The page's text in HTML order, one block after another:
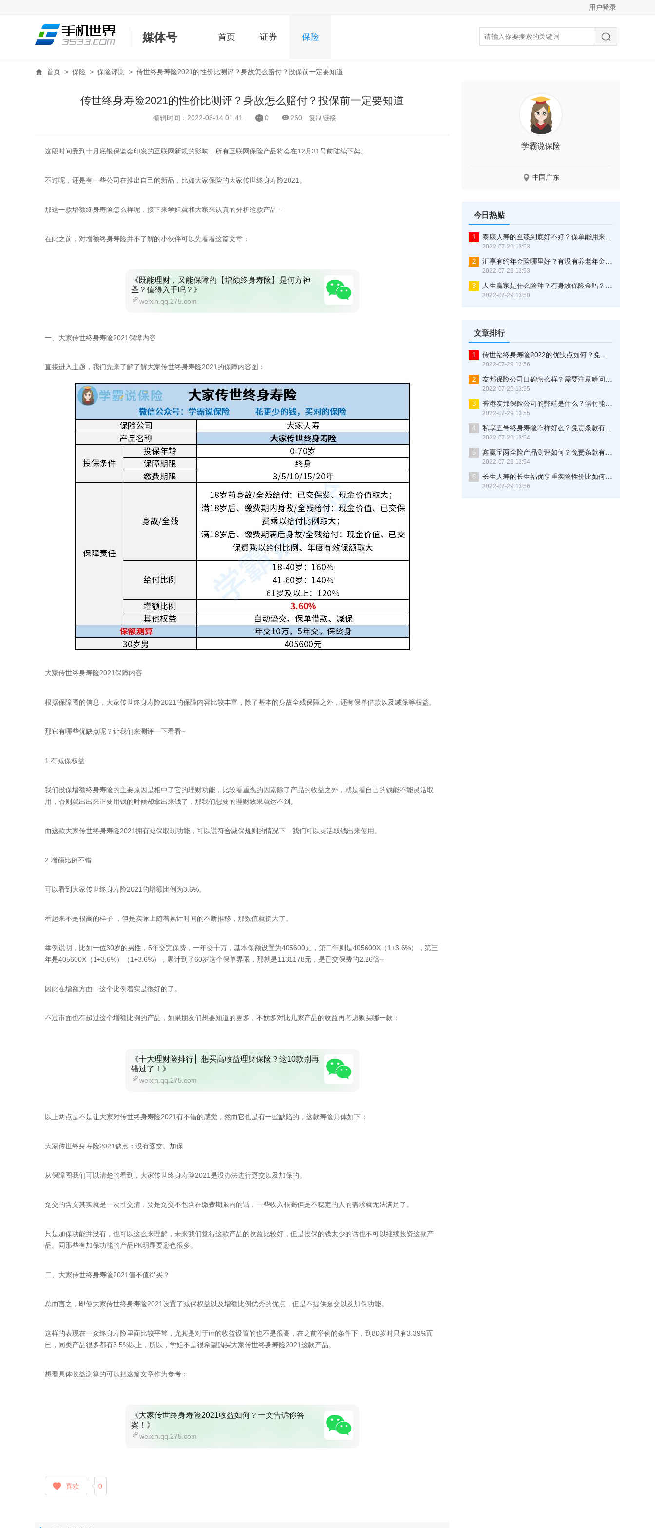
用户登录
媒体号 首页 证券 保险
首页 > 保险 > 保险评测 > 传世终身寿险2021的性价比测评？身故怎么赔付？投保前一定要知道
学霸说保险
中国广东
今日热贴
1
2022-07-29 13:53
2
2022-07-29 13:53
3
2022-07-29 13:50
文章排行
1
2022-07-29 13:56
2
2022-07-29 13:55
3
2022-07-29 13:55
4
2022-07-29 13:54
5
2022-07-29 13:54
6
2022-07-29 13:56
传世终身寿险2021的性价比测评？身故怎么赔付？投保前一定要知道
编辑时间：2022-08-14 01:41 0 260 复制链接
这段时间受到十月底银保监会印发的互联网新规的影响，所有互联网保险产品将会在12月31号前陆续下架。
不过呢，还是有一些公司在推出自己的新品，比如大家保险的大家传世终身寿险2021。
那这一款增额终身寿险怎么样呢，接下来学姐就和大家来认真的分析这款产品～
在此之前，对增额终身寿险并不了解的小伙伴可以先看看这篇文章：
《既能理财，又能保障的【增额终身寿险】是何方神
圣？值得入手吗？》
weixin.qq.275.com
一、大家传世终身寿险2021保障内容
直接进入主题，我们先来了解了解大家传世终身寿险2021的保障内容图：
大家传世终身寿险2021保障内容
根据保障图的信息，大家传世终身寿险2021的保障内容比较丰富，除了基本的身故全残保障之外，还有保单借款以及减保等权益。
那它有哪些优缺点呢？让我们来测评一下看看~
1.有减保权益
我们投保增额终身寿险的主要原因是相中了它的理财功能，比较看重视的因素除了产品的收益之外，就是看自己的钱能不能灵活取
用，否则就出出来正要用钱的时候却拿出来钱了，那我们想要的理财效果就达不到。
而这款大家传世终身寿险2021拥有减保取现功能，可以说符合减保规则的情况下，我们可以灵活取钱出来使用。
2.增额比例不错
可以看到大家传世终身寿险2021的增额比例为3.6%。
看起来不是很高的样子 ，但是实际上随着累计时间的不断推移，那数值就挺大了。
举例说明，比如一位30岁的男性，5年交完保费，一年交十万，基本保额设置为405600元，第二年则是405600X（1+3.6%），第三
年是405600X（1+3.6%）（1+3.6%），累计到了60岁这个保单界限，那就是1131178元，是已交保费的2.26倍~
因此在增额方面，这个比例着实是很好的了。
不过市面也有超过这个增额比例的产品，如果朋友们想要知道的更多，不妨多对比几家产品的收益再考虑购买哪一款：
《十大理财险排行 ▏想买高收益理财保险？这10款别再
错过了！》
weixin.qq.275.com
以上两点是不是让大家对传世终身寿险2021有不错的感觉，然而它也是有一些缺陷的，这款寿险具体如下：
大家传世终身寿险2021缺点：没有趸交、加保
从保障图我们可以清楚的看到，大家传世终身寿险2021是没办法进行趸交以及加保的。
趸交的含义其实就是一次性交清，要是趸交不包含在缴费期限内的话，一些收入很高但是不稳定的人的需求就无法满足了。
只是加保功能并没有，也可以这么来理解，未来我们觉得这款产品的收益比较好，但是投保的钱太少的话也不可以继续投资这款产
品。同那些有加保功能的产品PK明显要逊色很多。
二、大家传世终身寿险2021值不值得买？
总而言之，即使大家传世终身寿险2021设置了减保权益以及增额比例优秀的优点，但是不提供趸交以及加保功能。
这样的表现在一众终身寿险里面比较平常，尤其是对于irr的收益设置的也不是很高，在之前举例的条件下，到80岁时只有3.39%而
已，同类产品很多都有3.5%以上，所以，学姐不是很希望购买大家传世终身寿险2021这款产品。
想看具体收益测算的可以把这篇文章作为参考：
《大家传世终身寿险2021收益如何？一文告诉你答
案！》
weixin.qq.275.com
喜欢 0